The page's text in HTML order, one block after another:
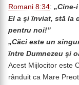
Romani 8:34: „Cine-
El a şi înviat, stă la
pentru noi!”
„Căci este un
între Dumnezeu şi
Acest Mijlocitor este
rânduit ca Mare